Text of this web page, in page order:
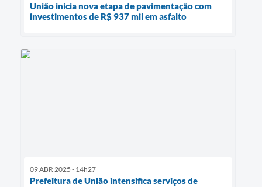
União inicia nova etapa de pavimentação com
investimentos de R$ 937 mil em asfalto
09 ABR 2025 - 14h27
Prefeitura de União intensifica serviços de